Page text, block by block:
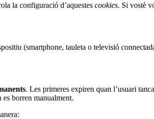
la configuració d’aquestes cookies. Si vostè
(smartphone, tauleta o televisió
. Les primeres expiren quan l’usuari
borren manualment.